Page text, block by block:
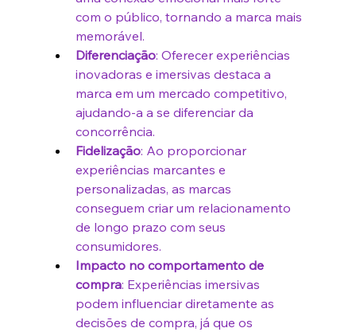
com o público, tornando a marca mais
memorável.
Diferenciação: Oferecer experiências
inovadoras e imersivas destaca a
marca em um mercado competitivo,
ajudando-a a se diferenciar da
concorrência.
Fidelização: Ao proporcionar
experiências marcantes e
personalizadas, as marcas
conseguem criar um relacionamento
de longo prazo com seus
consumidores.
Impacto no comportamento de
compra: Experiências imersivas
podem influenciar diretamente as
decisões de compra, já que os